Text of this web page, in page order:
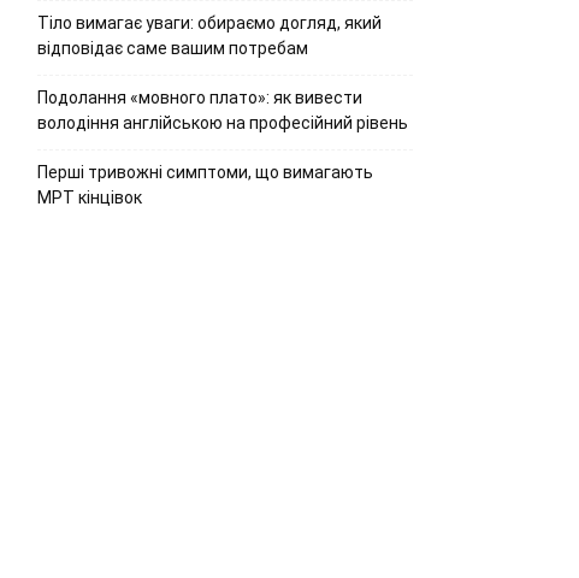
Тіло вимагає уваги: обираємо догляд, який
відповідає саме вашим потребам
Подолання «мовного плато»: як вивести
володіння англійською на професійний рівень
Перші тривожні симптоми, що вимагають
МРТ кінцівок